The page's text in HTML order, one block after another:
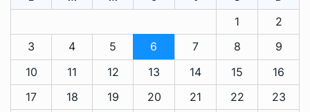
1
2
3
4 5 6 7 8
9
10
11 12 13 14 15
16
17
18 19 20 21 22
23